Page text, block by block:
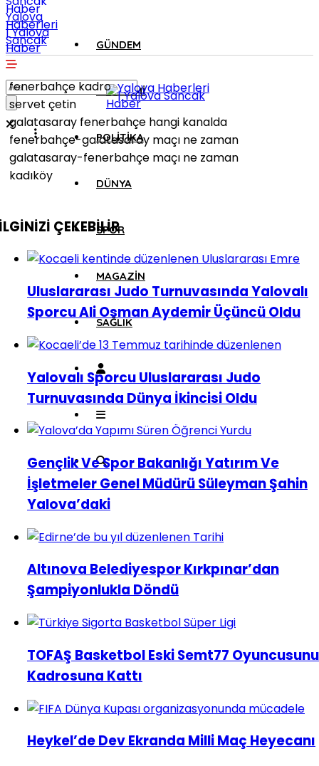
Yalova
Haberleri
| Yalova
Sancak
Haber GÜNDEM
EKONOMI
POLITIKA
DÜNYA
SPOR
MAGAZIN
SAĞLIK
fenerbahçe kadro
servet çetin
galatasaray fenerbahçe hangi kanalda
fenerbahçe-galatasaray maçı ne zaman
galatasaray-fenerbahçe maçı ne zaman
kadıköy
ÇEKEBİLİR
Uluslararası Judo Turnuvasında Yalovalı
Sporcu Ali Osman Aydemir Üçüncü Oldu
Yalovalı Sporcu Uluslararası Judo
Turnuvasında Dünya İkincisi Oldu
Gençlik Ve Spor Bakanlığı Yatırım Ve
İşletmeler Genel Müdürü Süleyman Şahin
Yalova’daki
Altınova Belediyespor Kırkpınar’dan
Şampiyonlukla Döndü
TOFAŞ Basketbol Eski Semt77 Oyuncusunu
Kadrosuna Kattı
Heykel’de Dev Ekranda Milli Maç Heyecanı